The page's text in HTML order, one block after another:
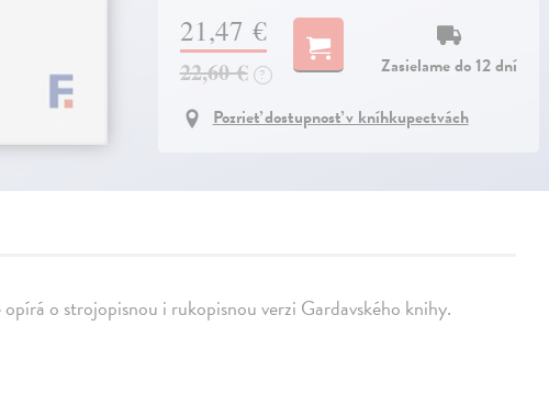
21,47 €
22,60 € ?
Zasielame do 12 dní
Pozrieť dostupnosť v kníhkupectvách
o strojopisnou i rukopisnou verzi Gardavského knihy.